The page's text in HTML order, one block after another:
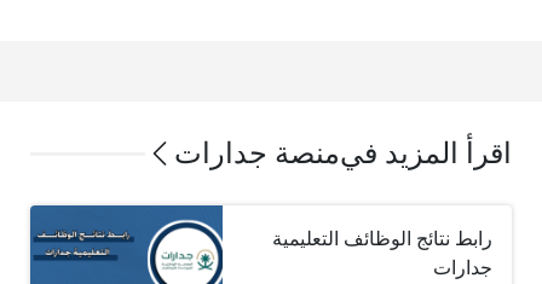
اقرأ المزيد فيمنصة جدارات
رابط نتائج الوظائف التعليمية
جدارات